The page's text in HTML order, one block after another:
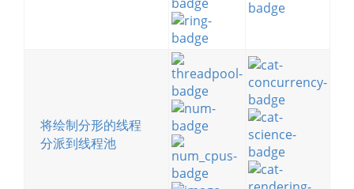
将绘制分形的线程
分派到线程池